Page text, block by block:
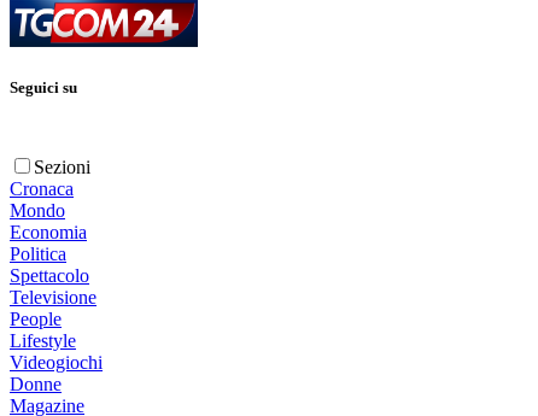
Seguici su
Sezioni
Cronaca
Mondo
Economia
Politica
Spettacolo
Televisione
People
Lifestyle
Videogiochi
Donne
Magazine